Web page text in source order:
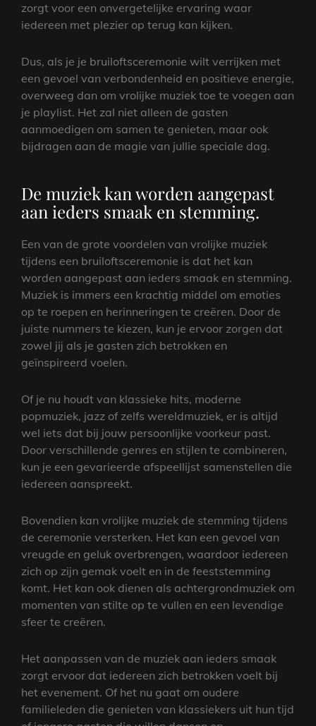
zorgt voor een onvergetelijke ervaring waar
iedereen met plezier op terug kan kijken.
Dus, als je je bruiloftsceremonie wilt verrijken met
een gevoel van verbondenheid en positieve energie,
overweeg dan om vrolijke muziek toe te voegen aan
je playlist. Het zal niet alleen de gasten
aanmoedigen om samen te genieten, maar ook
bijdragen aan de magie van jullie speciale dag.
De muziek kan worden aangepast
aan ieders smaak en stemming.
Een van de grote voordelen van vrolijke muziek
tijdens een bruiloftsceremonie is dat het kan
worden aangepast aan ieders smaak en stemming.
Muziek is immers een krachtig middel om emoties
op te roepen en herinneringen te creëren. Door de
juiste nummers te kiezen, kun je ervoor zorgen dat
zowel jij als je gasten zich betrokken en
geïnspireerd voelen.
Of je nu houdt van klassieke hits, moderne
popmuziek, jazz of zelfs wereldmuziek, er is altijd
wel iets dat bij jouw persoonlijke voorkeur past.
Door verschillende genres en stijlen te combineren,
kun je een gevarieerde afspeellijst samenstellen die
iedereen aanspreekt.
Bovendien kan vrolijke muziek de stemming tijdens
de ceremonie versterken. Het kan een gevoel van
vreugde en geluk overbrengen, waardoor iedereen
zich op zijn gemak voelt en in de feeststemming
komt. Het kan ook dienen als achtergrondmuziek om
momenten van stilte op te vullen en een levendige
sfeer te creëren.
Het aanpassen van de muziek aan ieders smaak
zorgt ervoor dat iedereen zich betrokken voelt bij
het evenement. Of het nu gaat om oudere
familieleden die genieten van klassiekers uit hun tijd